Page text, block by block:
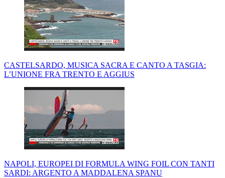
CASTELSARDO, MUSICA SACRA E CANTO A TASGIA:
L’UNIONE FRA TRENTO E AGGIUS
NAPOLI, EUROPEI DI FORMULA WING FOIL CON TANTI
SARDI: ARGENTO A MADDALENA SPANU